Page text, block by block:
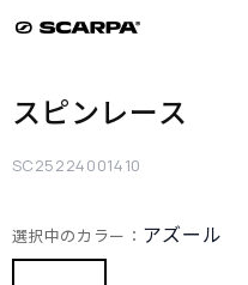
スピンレース
SC25224001410
選択中のカラー： アズール